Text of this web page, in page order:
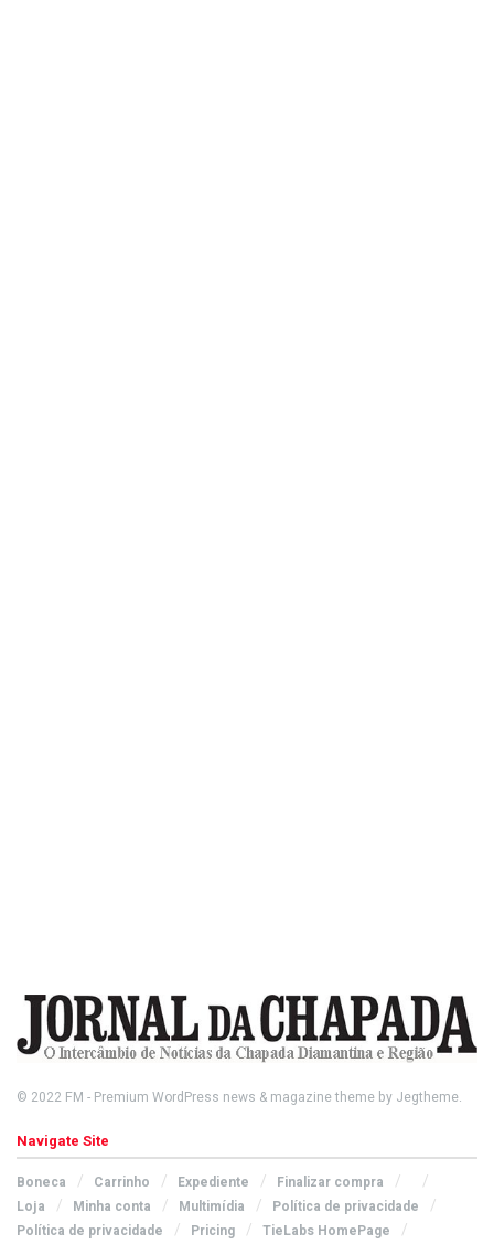
© 2022 FM - Premium WordPress news & magazine theme by Jegtheme.
Navigate Site
Boneca Carrinho Expediente
Finalizar compra
Loja
Minha conta Multimídia
Política de privacidade
Política de privacidade
Pricing TieLabs HomePage